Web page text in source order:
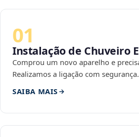
01
Instalação de Chuveiro
Comprou um novo aparelho e
Realizamos a ligação com segurança.
SAIBA MAIS